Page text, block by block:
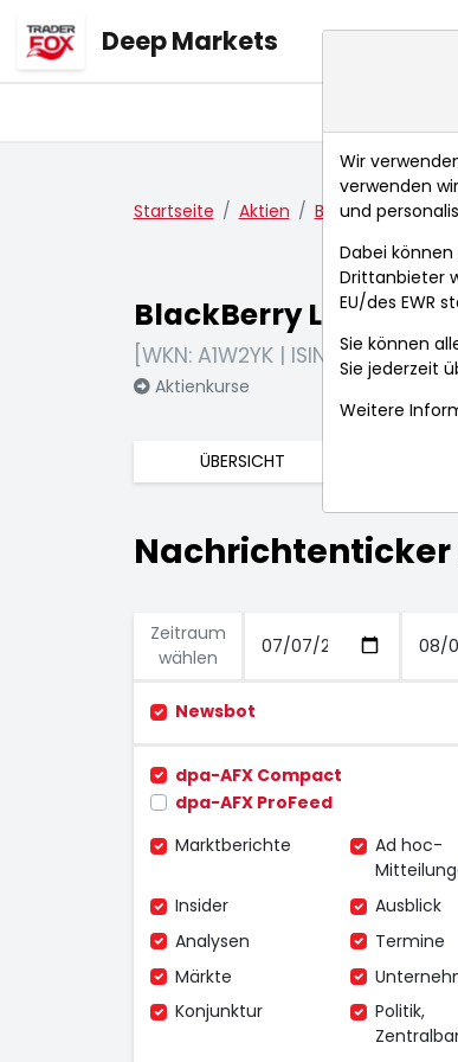
Deep Markets
Startseite Aktien BlackBerry Ltd.
BlackBerry Ltd.
[WKN: A1W2YK | ISIN:
Aktienkurse
ÜBERSICHT
Nachrichtenticker
Zeitraum
wählen
Newsbot
dpa-AFX Compact
dpa-AFX ProFeed
Marktberichte
Ad hoc-
Insider
Ausblick
Analysen
Termine
Märkte
Konjunktur
Politik,
Wir
verwenden
und
Dabei
Drittanbieter
EU/des EWR
Sie können
Sie jederzeit
Weitere